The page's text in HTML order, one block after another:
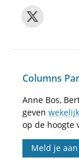
Columns
Anne Bos,
geven
op de hoogte
Meld je aan